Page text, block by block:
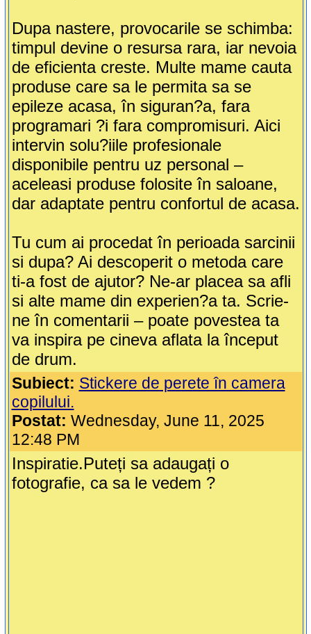
Dupa nastere, provocarile se schimba:
timpul devine o resursa rara, iar nevoia
de eficienta creste. Multe mame cauta
produse care sa le permita sa se
epileze acasa, în siguran?a, fara
programari ?i fara compromisuri. Aici
intervin solu?iile profesionale
disponibile pentru uz personal –
aceleasi produse folosite în saloane,
dar adaptate pentru confortul de acasa.
Tu cum ai procedat în perioada sarcinii
si dupa? Ai descoperit o metoda care
ti-a fost de ajutor? Ne-ar placea sa afli
si alte mame din experien?a ta. Scrie-
ne în comentarii – poate povestea ta
va inspira pe cineva aflata la început
de drum.
Subiect: Stickere de perete în camera
copilului.
Postat: Wednesday, June 11, 2025
12:48 PM
Inspiratie.Puteți sa adaugați o
fotografie, ca sa le vedem ?